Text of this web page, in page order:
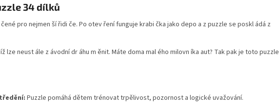
34 dílků
pro nejmen ší řidi če. Po otev ření funguje krabi čka jako depo a z puzzle se poskl ádá z
lze neust ále z ávodní dr áhu m ěnit. Máte doma mal ého milovn íka aut? Tak pak je toto puzzle
Puzzle pomáhá dětem trénovat trpělivost, pozornost a logické uvažování.